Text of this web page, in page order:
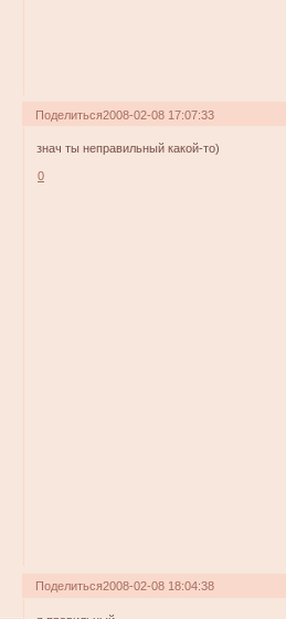
Поделиться2008-02-08 17:07:33
знач ты неправильный какой-то)
0
Поделиться2008-02-08 18:04:38